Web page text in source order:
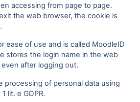
accessing from page to page.
the web browser, the cookie is
ease of use and is called MoodleID
stores the login name in the web
after logging out.
processing of personal data using
lit. e GDPR.